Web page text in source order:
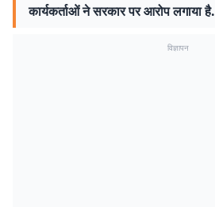
कार्यकर्ताओं ने सरकार पर आरोप लगाया है.
विज्ञापन